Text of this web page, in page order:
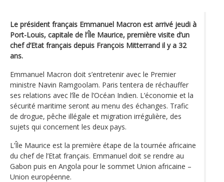
Le président français Emmanuel Macron est arrivé jeudi à
Port-Louis, capitale de l’Île Maurice, première visite d’un
chef d’Etat français depuis François Mitterrand il y a 32
ans.
Emmanuel Macron doit s’entretenir avec le Premier
ministre Navin Ramgoolam. Paris tentera de réchauffer
ses relations avec l’île de l’Océan Indien. L’économie et la
sécurité maritime seront au menu des échanges. Trafic
de drogue, pêche illégale et migration irrégulière, des
sujets qui concernent les deux pays.
L’Île Maurice est la première étape de la tournée africaine
du chef de l’Etat français. Emmanuel doit se rendre au
Gabon puis en Angola pour le sommet Union africaine –
Union européenne.